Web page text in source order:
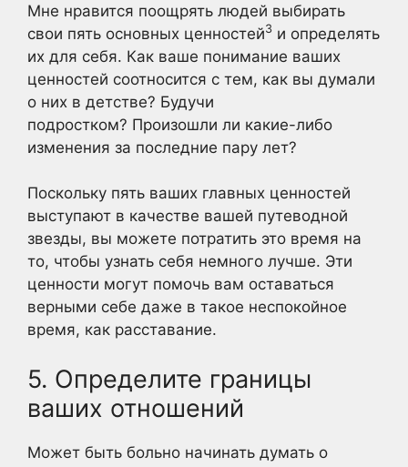
Мне нравится поощрять людей выбирать
свои пять основных ценностей3 и определять
их для себя. Как ваше понимание ваших
ценностей соотносится с тем, как вы думали
о них в детстве? Будучи
подростком? Произошли ли какие-либо
изменения за последние пару лет?
Поскольку пять ваших главных ценностей
выступают в качестве вашей путеводной
звезды, вы можете потратить это время на
то, чтобы узнать себя немного лучше. Эти
ценности могут помочь вам оставаться
верными себе даже в такое неспокойное
время, как расставание.
5. Определите границы
ваших отношений
Может быть больно начинать думать о